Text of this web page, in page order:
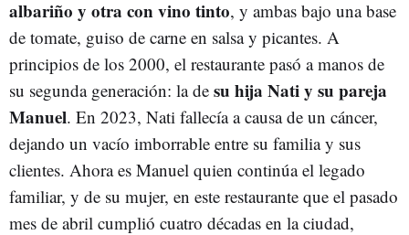
albariño y otra con vino tinto, y ambas bajo una base
de tomate, guiso de carne en salsa y picantes. A
principios de los 2000, el restaurante pasó a manos de
su segunda generación: la de su hija Nati y su pareja
Manuel. En 2023, Nati fallecía a causa de un cáncer,
dejando un vacío imborrable entre su familia y sus
clientes. Ahora es Manuel quien continúa el legado
familiar, y de su mujer, en este restaurante que el pasado
mes de abril cumplió cuatro décadas en la ciudad,